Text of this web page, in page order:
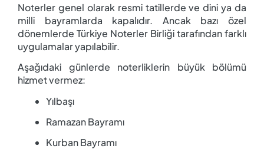
Noterler genel olarak resmi tatillerde ve dini ya da
milli bayramlarda kapalıdır. Ancak bazı özel
dönemlerde Türkiye Noterler Birliği tarafından farklı
uygulamalar yapılabilir.
Aşağıdaki günlerde noterliklerin büyük bölümü
hizmet vermez:
Yılbaşı
Ramazan Bayramı
Kurban Bayramı